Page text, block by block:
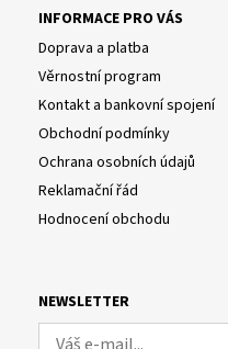
INFORMACE PRO VÁS
Doprava a platba
Věrnostní program
Kontakt a bankovní spojení
Obchodní podmínky
Ochrana osobních údajů
Reklamační řád
Hodnocení obchodu
NEWSLETTER